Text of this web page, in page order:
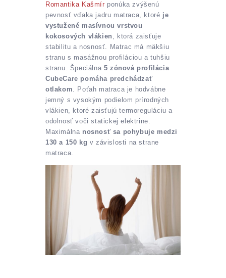
Romantika Kašmír ponúka zvýšenú
pevnosť vďaka jadru matraca, ktoré je
vystužené masívnou vrstvou
kokosových vlákien , ktorá zaisťuje
stabilitu a nosnosť. Matrac má mäkšiu
stranu s masážnou profiláciou a tuhšiu
stranu. Špeciálna 5 zónová profilácia
CubeCare pomáha predchádzať
otlakom. Poťah matraca je hodvábne
jemný s vysokým podielom prírodných
vlákien, ktoré zaisťujú termoreguláciu a
odolnosť voči statickej elektrine.
Maximálna nosnosť sa pohybuje medzi
130 a 150 kg v závislosti na strane
matraca.